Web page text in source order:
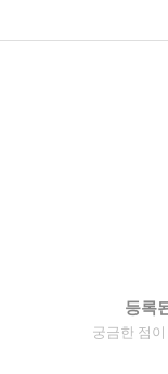
등록
궁금한 점